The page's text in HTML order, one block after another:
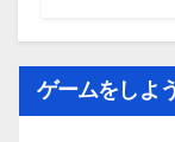
ゲームをしよう